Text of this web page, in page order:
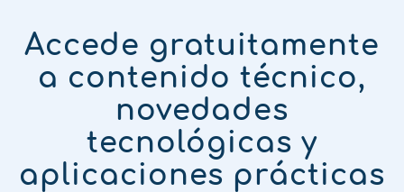
Accede gratuitamente
a contenido técnico,
novedades
tecnológicas y
aplicaciones prácticas